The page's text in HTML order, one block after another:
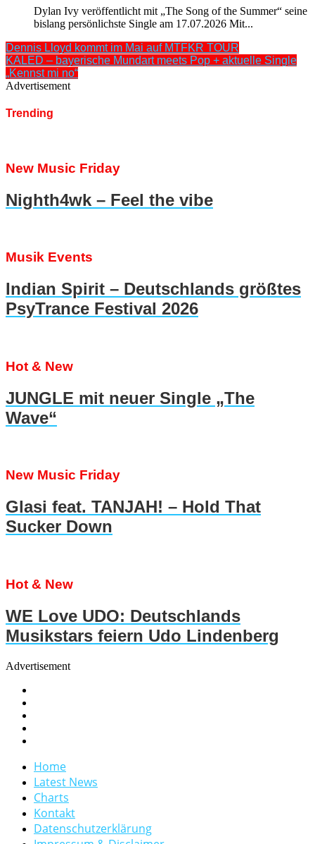
Dylan Ivy veröffentlicht mit „The Song of the Summer“ seine
bislang persönlichste Single am 17.07.2026 Mit...
Dennis Lloyd kommt im Mai auf MTFKR TOUR
KALED – bayerische Mundart meets Pop + aktuelle Single
„Kennst mi no“
Advertisement
Trending
New Music Friday
Nighth4wk – Feel the vibe
Musik Events
Indian Spirit – Deutschlands größtes
PsyTrance Festival 2026
Hot & New
JUNGLE mit neuer Single „The
Wave“
New Music Friday
Glasi feat. TANJAH! – Hold That
Sucker Down
Hot & New
WE Love UDO: Deutschlands
Musikstars feiern Udo Lindenberg
Advertisement
Home
Latest News
Charts
Kontakt
Datenschutzerklärung